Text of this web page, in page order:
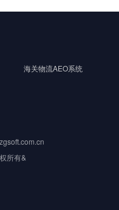
海关物流AEO系统
所有&